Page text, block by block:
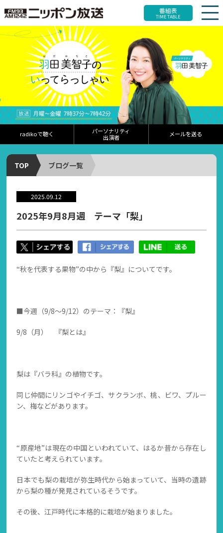
番組表
TIME TABLE
radikoで聴く
パーソナリティ
出演者
メールを送る
TOP ブログ一覧
2025.09.12
2025年9月8月週 テーマ「梨」
“秋を代表する果物”の中から『梨』についてです。
■今週（9/8～9/12）のテーマ：『梨』
9/8（月） 『梨とは』
梨は『バラ科』の植物です。
同じ仲間にリンゴやイチゴ、サクランボ、桃、ビワ、プルー
ン、梅などがあります。
“原産地”は現在の中国といわれていて、はるか昔から存在し
ていたと考えられています。
日本でも梨の栽培が弥生時代から始まっていて、当時の遺跡
から梨の種が発見されているそうです。
その後、江戸時代に本格的に栽培が始まりました。